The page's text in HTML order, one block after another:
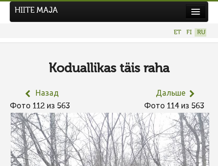
НОВЫЙ ФОТОКОНКУРС
ПРЕДЫДУЩИЕ КОНКУРСЫ
HIITE MAJA
ET FI RU
Koduallikas täis raha
Назад
Фото 112 из 563
Дальше
Фото 114 из 563